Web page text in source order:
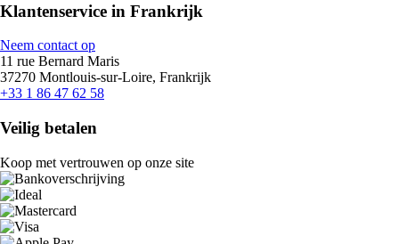
Klantenservice in Frankrijk
Neem contact op
11 rue Bernard Maris
37270 Montlouis-sur-Loire, Frankrijk
+33 1 86 47 62 58
Veilig betalen
Koop met vertrouwen op onze site